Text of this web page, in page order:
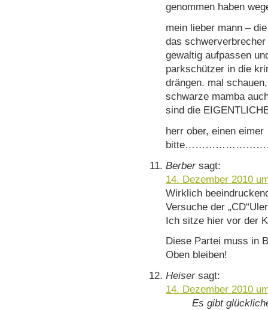
genommen haben
mein lieber mann –
das
gewaltig aufpassen
parkschützer in die
drängen. mal
schwarze mamba
sind die
herr ober, einen eimer
Berber sagt:
14. Dezember 2010
Wirklich
Versuche der
Ich sitze hier vor der
Diese Partei muss in
Oben bleiben!
Heiser sagt:
14. Dezember 2010
Es gibt